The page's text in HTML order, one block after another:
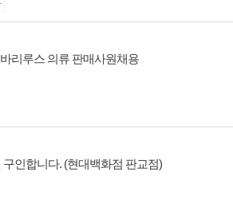
리루스 의류 판매사원채용
인합니다. (현대백화점 판교점)